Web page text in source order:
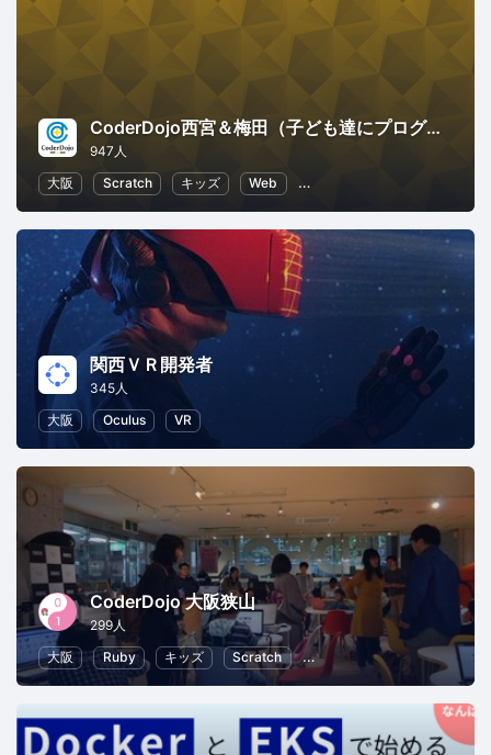
CoderDojo西宮＆梅田（子ども達にプログラミングやHTMLコードを教える道場）
947人
大阪
Scratch キッズ Web 子供向けプログラミング
関西ＶＲ開発者
345人
大阪
Oculus VR
CoderDojo 大阪狭山
299人
大阪
Ruby キッズ Scratch 子供向けプログラミング